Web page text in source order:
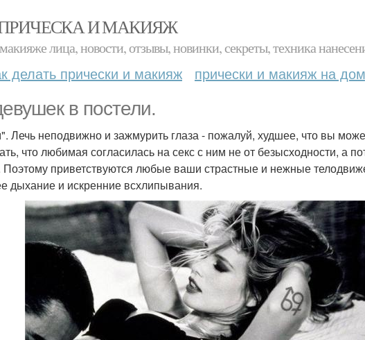
И МАКИЯЖ
лица, новости, отзывы, новинки, секреты, техника
делать прически и макияж прически и макияж на
в постели.
неподвижно и зажмурить глаза - пожалуй, худшее, что вы
что любимая согласилась на секс с ним не от безысходности, а
Поэтому приветствуются любые ваши страстные и нежные
дыхание и искренние всхлипывания.